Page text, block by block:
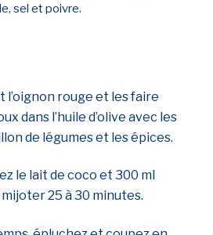
sel et poivre.
l’oignon rouge et les faire
dans l’huile d’olive avec les
de légumes et les épices.
le lait de coco et 300 ml
mijoter 25 à 30 minutes.